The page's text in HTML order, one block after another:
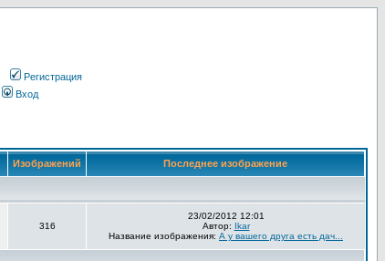
Регистрация
Вход
Изображений Последнее изображение
316
23/02/2012 12:01
Автор: Ikar
Название изображения: А у вашего друга есть дач...